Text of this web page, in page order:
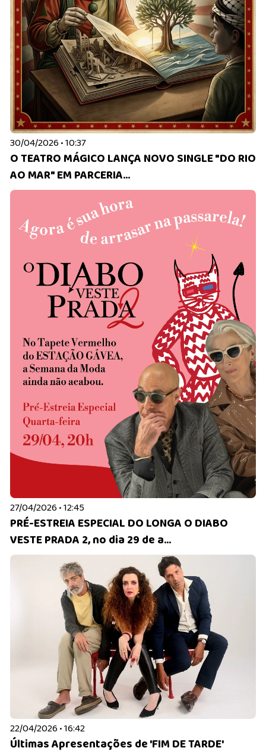
30/04/2026 • 10:37
O TEATRO MÁGICO LANÇA NOVO SINGLE "DO RIO
AO MAR" EM PARCERIA...
27/04/2026 • 12:45
PRÉ-ESTREIA ESPECIAL DO LONGA O DIABO
VESTE PRADA 2, no dia 29 de a...
22/04/2026 • 16:42
Últimas Apresentações de 'FIM DE TARDE'